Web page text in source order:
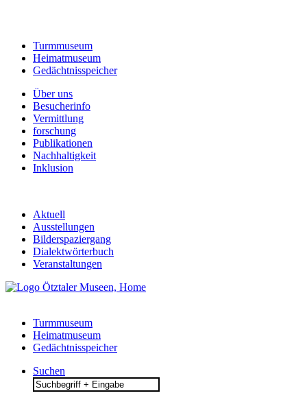
Turmmuseum
Heimatmuseum
Gedächtnisspeicher
Über uns
Besucherinfo
Vermittlung
forschung
Publikationen
Nachhaltigkeit
Inklusion
Aktuell
Ausstellungen
Bilderspaziergang
Dialektwörterbuch
Veranstaltungen
Turmmuseum
Heimatmuseum
Gedächtnisspeicher
Suchen
Search
for: